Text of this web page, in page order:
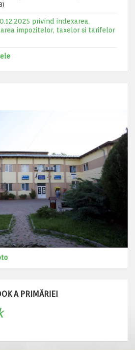
privind indexarea,
impozitelor, taxelor si tarifelor
A PRIMĂRIEI